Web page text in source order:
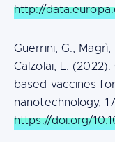
http://
Guerrini, G.,
Calzolai, L.
based vaccines
nanotechnology,
https://doi.org/